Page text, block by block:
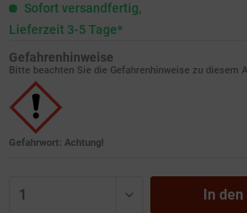
Sofort versandfertig,
Lieferzeit 3-5 Tage*
Gefahrenhinweise
Bitte beachten Sie die Gefahrenhinweise zu diesem
Gefahrwort: Achtung!
In den